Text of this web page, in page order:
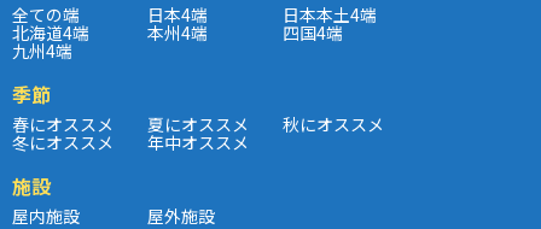
全ての端 日本4端 日本本土4端
北海道4端 本州4端 四国4端
九州4端
季節
春にオススメ 夏にオススメ 秋にオススメ
冬にオススメ 年中オススメ
施設
屋内施設 屋外施設